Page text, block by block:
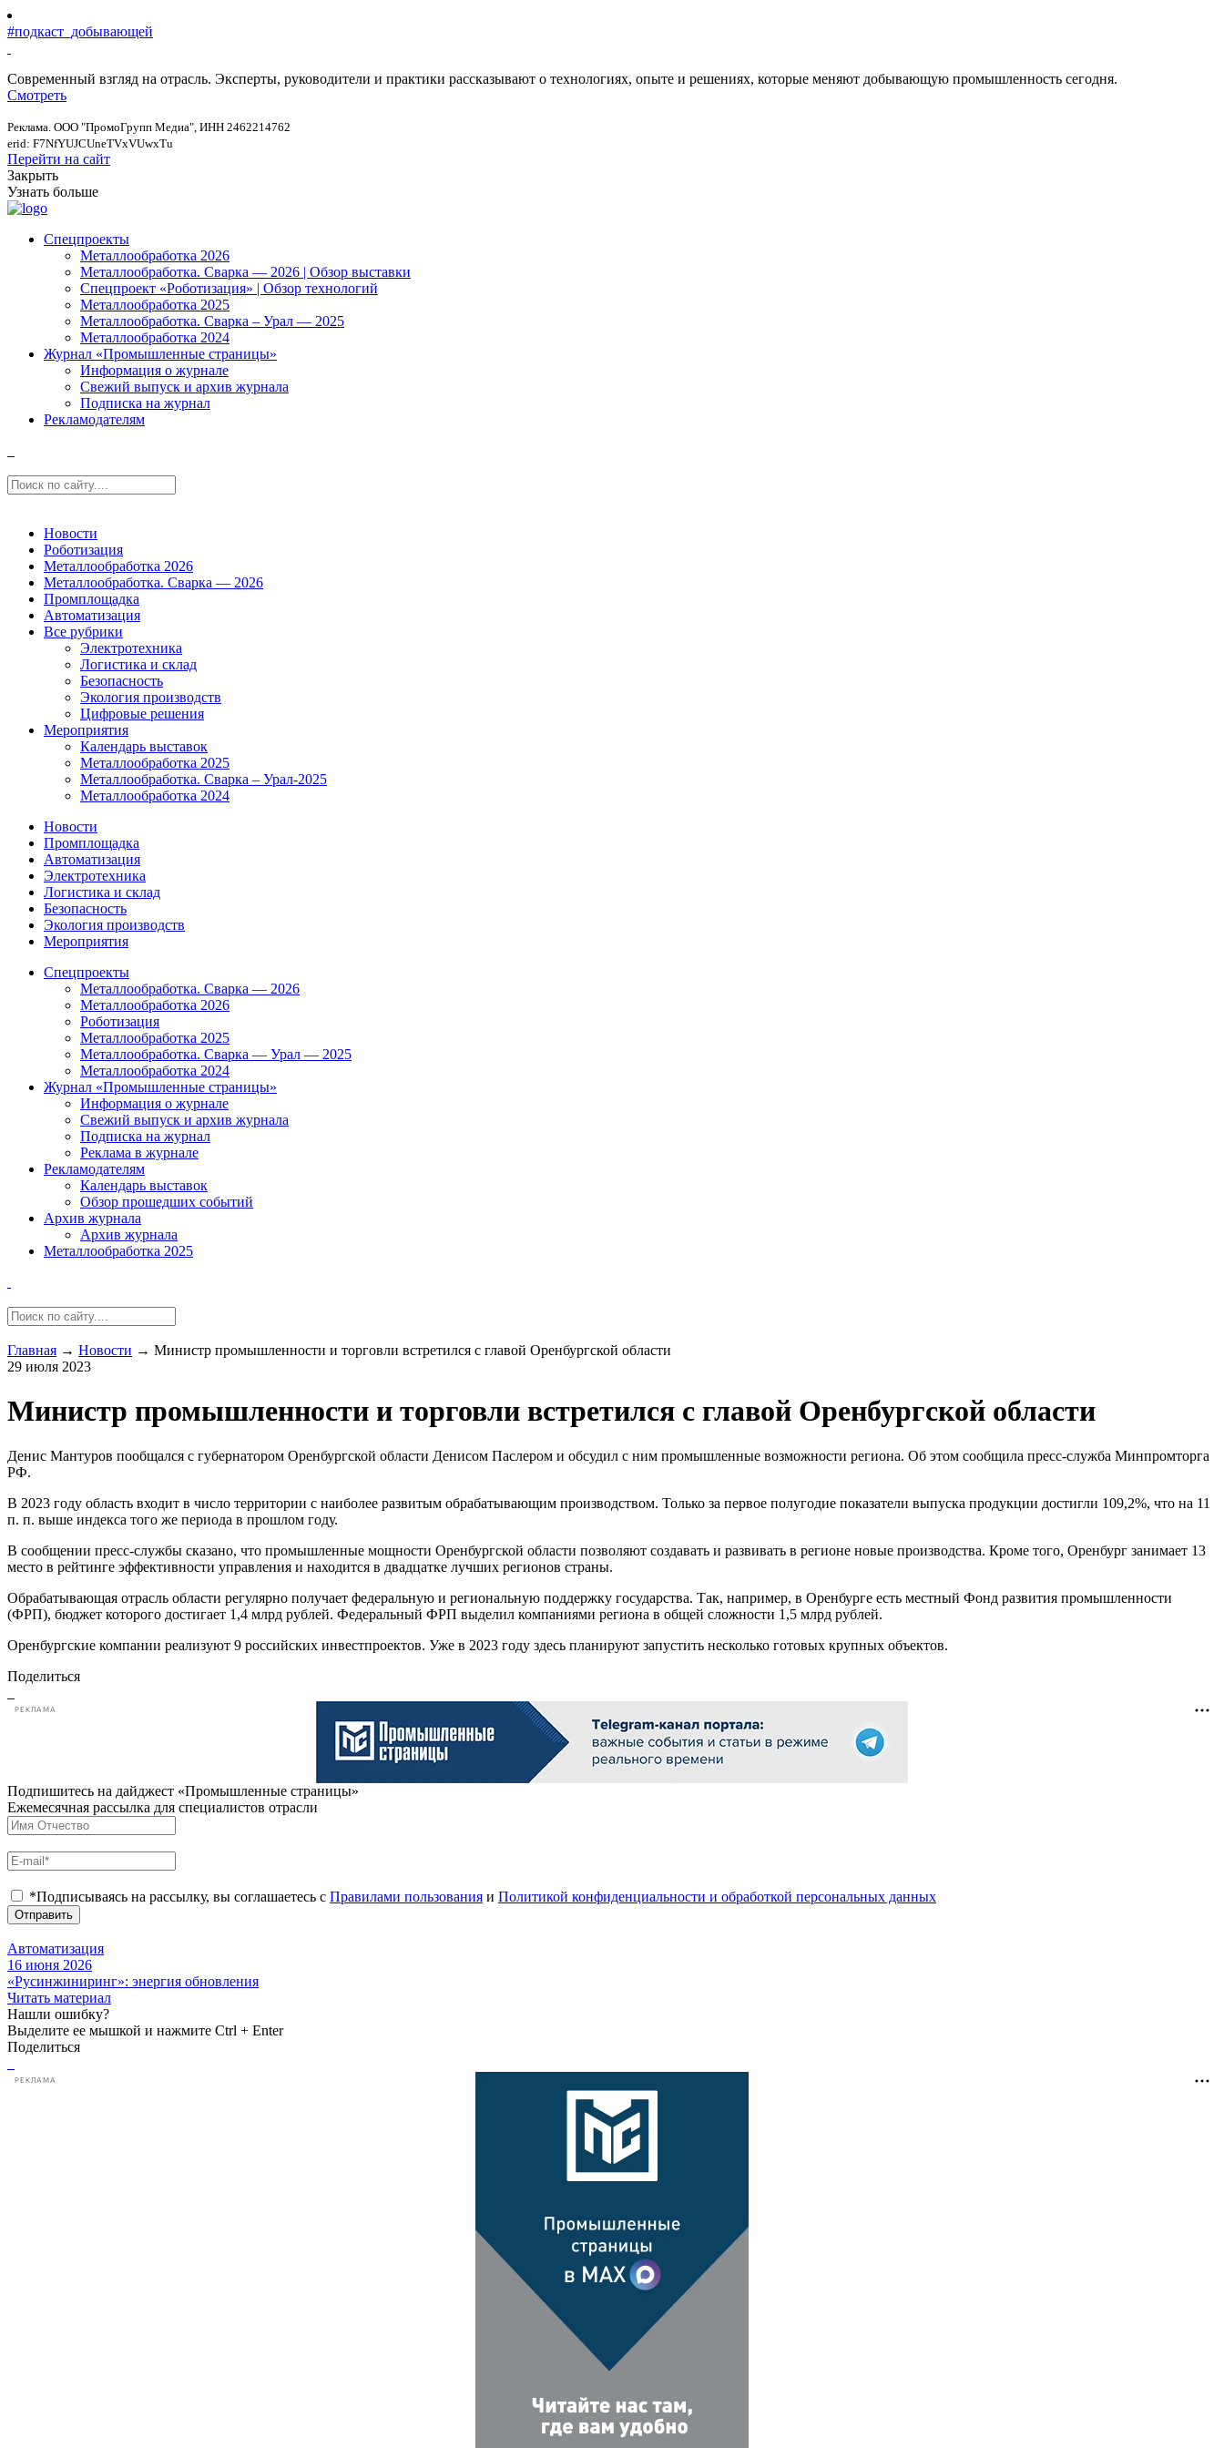
#подкаст_добывающей
Современный взгляд на отрасль. Эксперты, руководители и практики рассказывают о технологиях, опыте и решениях, которые меняют добывающую промышленность сегодня.
Смотреть
Реклама. ООО "ПромоГрупп Медиа", ИНН 2462214762
erid: F7NfYUJCUneTVxVUwxTu
Перейти на сайт
Закрыть
Узнать больше
Спецпроекты
Металлообработка 2026
Металлообработка. Сварка — 2026 | Обзор выставки
Спецпроект «Роботизация» | Обзор технологий
Металлообработка 2025
Металлообработка. Сварка – Урал — 2025
Металлообработка 2024
Журнал «Промышленные страницы»
Информация о журнале
Свежий выпуск и архив журнала
Подписка на журнал
Рекламодателям
Новости
Роботизация
Металлообработка 2026
Металлообработка. Сварка — 2026
Промплощадка
Автоматизация
Все рубрики
Электротехника
Логистика и склад
Безопасность
Экология производств
Цифровые решения
Мероприятия
Календарь выставок
Металлообработка 2025
Металлообработка. Сварка – Урал-2025
Металлообработка 2024
Новости
Промплощадка
Автоматизация
Электротехника
Логистика и склад
Безопасность
Экология производств
Мероприятия
Спецпроекты
Металлообработка. Сварка — 2026
Металлообработка 2026
Роботизация
Металлообработка 2025
Металлообработка. Сварка — Урал — 2025
Металлообработка 2024
Журнал «Промышленные страницы»
Информация о журнале
Свежий выпуск и архив журнала
Подписка на журнал
Реклама в журнале
Рекламодателям
Календарь выставок
Обзор прошедших событий
Архив журнала
Архив журнала
Металлообработка 2025
Главная → Новости → Министр промышленности и торговли встретился с главой Оренбургской области
29 июля 2023
Министр промышленности и торговли встретился с главой Оренбургской области
Денис Мантуров пообщался с губернатором Оренбургской области Денисом Паслером и обсудил с ним промышленные возможности региона. Об этом сообщила пресс-служба Минпромторга
РФ.
В 2023 году область входит в число территории с наиболее развитым обрабатывающим производством. Только за первое полугодие показатели выпуска продукции достигли 109,2%, что на 11
п. п. выше индекса того же периода в прошлом году.
В сообщении пресс-службы сказано, что промышленные мощности Оренбургской области позволяют создавать и развивать в регионе новые производства. Кроме того, Оренбург занимает 13
место в рейтинге эффективности управления и находится в двадцатке лучших регионов страны.
Обрабатывающая отрасль области регулярно получает федеральную и региональную поддержку государства. Так, например, в Оренбурге есть местный Фонд развития промышленности
(ФРП), бюджет которого достигает 1,4 млрд рублей. Федеральный ФРП выделил компаниями региона в общей сложности 1,5 млрд рублей.
Оренбургские компании реализуют 9 российских инвестпроектов. Уже в 2023 году здесь планируют запустить несколько готовых крупных объектов.
Поделиться
РЕКЛАМА
Подпишитесь на дайджест «Промышленные страницы»
Ежемесячная рассылка для специалистов отрасли
*Подписываясь на рассылку, вы соглашаетесь с Правилами пользования и Политикой конфиденциальности и обработкой персональных данных
Отправить
Автоматизация
16 июня 2026
«Русинжиниринг»: энергия обновления
Читать материал
Нашли ошибку?
Выделите ее мышкой и нажмите Ctrl + Enter
Поделиться
РЕКЛАМА